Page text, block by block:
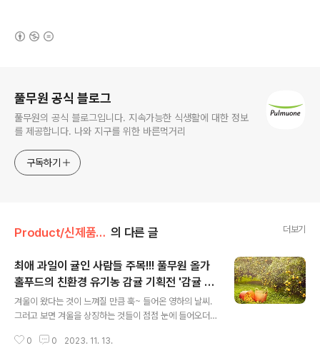
풀무원 공식 블로그
풀무원의 공식 블로그입니다. 지속가능한 식생활에 대한 정보
를 제공합니다. 나와 지구를 위한 바른먹거리
구독하기
Product/신제품 인사드려요! 의 다른 글 더보기
최애 과일이 귤인 사람들 주목!!! 풀무원 올가
홀푸드의 친환경 유기농 감귤 기획전 '감귤 페
스타'가 시작됩니다!
겨울이 왔다는 것이 느껴질 만큼 훅~ 들어온 영하의 날씨.
그러고 보면 겨울을 상징하는 것들이 점점 눈에 들어오더
밤 따뜻한 방안에서 보일러를 틀어놓고 감귤을 까먹는다라
0 0 2023. 11. 13.